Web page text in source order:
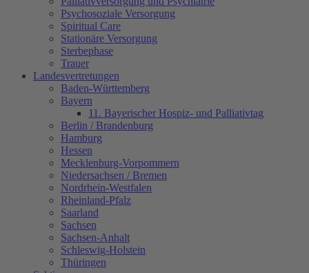
Psychosoziale Versorgung
Spiritual Care
Stationäre Versorgung
Sterbephase
Trauer
Landesvertretungen
Baden-Württemberg
Bayern
11. Bayerischer Hospiz- und Palliativtag
Berlin / Brandenburg
Hamburg
Hessen
Mecklenburg-Vorpommern
Niedersachsen / Bremen
Nordrhein-Westfalen
Rheinland-Pfalz
Saarland
Sachsen
Sachsen-Anhalt
Schleswig-Holstein
Thüringen